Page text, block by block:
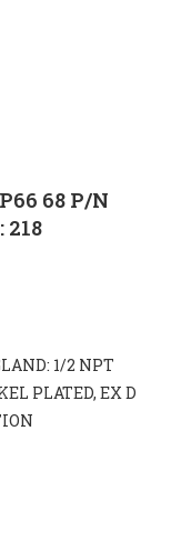
68 P/N
218